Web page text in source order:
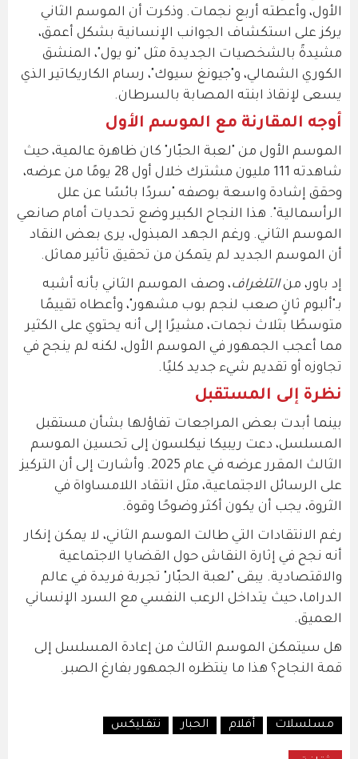
الأول، وأعطته أربع نجمات. وذكرت أن الموسم الثاني
يركز على استكشاف الجوانب الإنسانية بشكل أعمق،
مشيدةً بالشخصيات الجديدة مثل "نو يول"، المنشق
الكوري الشمالي، و"جيونغ سيوك"، رسام الكاريكاتير الذي
يسعى لإنقاذ ابنته المصابة بالسرطان.
أوجه المقارنة مع الموسم الأول
الموسم الأول من "لعبة الحبّار" كان ظاهرة عالمية، حيث
شاهدته 111 مليون مشترك خلال أول 28 يومًا من عرضه،
وحقق إشادة واسعة بوصفه "سردًا بائسًا عن علل
الرأسمالية". هذا النجاح الكبير وضع تحديات أمام صانعي
الموسم الثاني. ورغم الجهد المبذول، يرى بعض النقاد
أن الموسم الجديد لم يتمكن من تحقيق تأثير مماثل.
إد باور، منالتلغراف، وصف الموسم الثاني بأنه أشبه
بـ"ألبوم ثانٍ صعب لنجم بوب مشهور"، وأعطاه تقييمًا
متوسطًا بثلاث نجمات، مشيرًا إلى أنه يحتوي على الكثير
مما أعجب الجمهور في الموسم الأول، لكنه لم ينجح في
تجاوزه أو تقديم شيء جديد كليًا.
نظرة إلى المستقبل
بينما أبدت بعض المراجعات تفاؤلها بشأن مستقبل
المسلسل، دعت ريبيكا نيكلسون إلى تحسين الموسم
الثالث المقرر عرضه في عام 2025. وأشارت إلى أن التركيز
على الرسائل الاجتماعية، مثل انتقاد اللامساواة في
الثروة، يجب أن يكون أكثر وضوحًا وقوة.
رغم الانتقادات التي طالت الموسم الثاني، لا يمكن إنكار
أنه نجح في إثارة النقاش حول القضايا الاجتماعية
والاقتصادية. يبقى "لعبة الحبّار" تجربة فريدة في عالم
الدراما، حيث يتداخل الرعب النفسي مع السرد الإنساني
العميق.
هل سيتمكن الموسم الثالث من إعادة المسلسل إلى
قمة النجاح؟ هذا ما ينتظره الجمهور بفارغ الصبر.
مسلسلات أفلام الحبار نتفليكس